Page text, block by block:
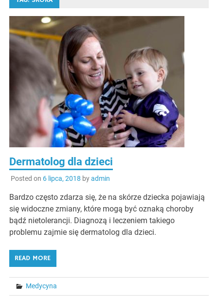
Dermatolog dla dzieci
Posted on 6 lipca, 2018 byadmin
Bardzo często zdarza się, że na skórze dziecka pojawiają
się widoczne zmiany, które mogą być oznaką choroby
bądź nietolerancji. Diagnozą i leczeniem takiego
problemu zajmie się dermatolog dla dzieci.
READ MORE
Medycyna